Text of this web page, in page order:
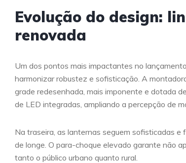
Evolução do design:
renovada
Um dos pontos mais impactantes no
harmonizar robustez e sofisticação. A
grade redesenhada, mais imponente e dotada
de LED integradas, ampliando a percepção de
Na traseira, as lanternas seguem sofisticadas e
de longe. O para-choque elevado garante não
tanto o público urbano quanto rural.